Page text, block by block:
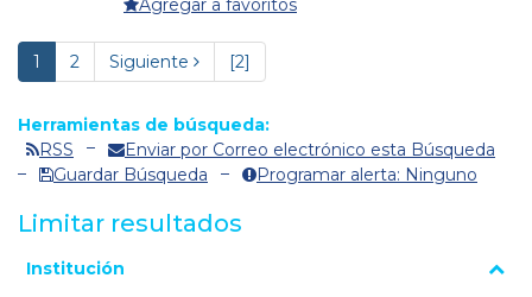
Agregar a favoritos
1 2 Siguiente [2]
Herramientas de búsqueda:
RSS
Enviar por Correo electrónico esta Búsqueda
Guardar Búsqueda
Programar alerta: Ninguno
Limitar resultados
La página se volverá a cargar cuando se seleccione o excluya
Institución